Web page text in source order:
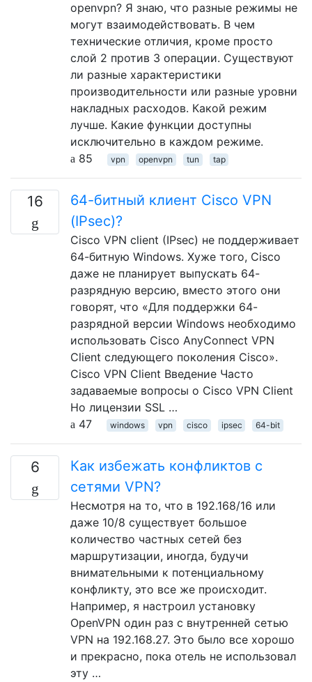
openvpn? Я знаю, что разные режимы не
могут взаимодействовать. В чем
технические отличия, кроме просто
слой 2 против 3 операции. Существуют
ли разные характеристики
производительности или разные уровни
накладных расходов. Какой режим
лучше. Какие функции доступны
исключительно в каждом режиме.
85
vpn openvpn tun tap
16
64-битный клиент Cisco VPN
(IPsec)?
Cisco VPN client (IPsec) не поддерживает
64-битную Windows. Хуже того, Cisco
даже не планирует выпускать 64-
разрядную версию, вместо этого они
говорят, что «Для поддержки 64-
разрядной версии Windows необходимо
использовать Cisco AnyConnect VPN
Client следующего поколения Cisco».
Cisco VPN Client Введение Часто
задаваемые вопросы о Cisco VPN Client
Но лицензии SSL …
47
windows vpn cisco ipsec 64-bit
6
Как избежать конфликтов с
сетями VPN?
Несмотря на то, что в 192.168/16 или
даже 10/8 существует большое
количество частных сетей без
маршрутизации, иногда, будучи
внимательными к потенциальному
конфликту, это все же происходит.
Например, я настроил установку
OpenVPN один раз с внутренней сетью
VPN на 192.168.27. Это было все хорошо
и прекрасно, пока отель не использовал
эту …